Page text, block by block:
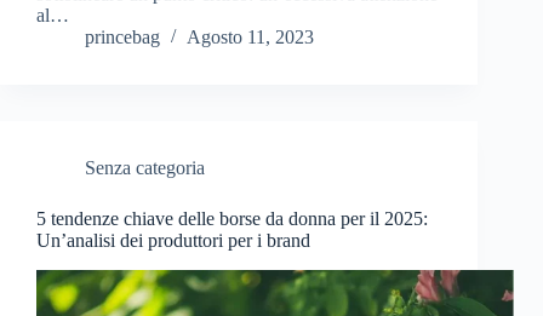
al…
princebag
Agosto 11, 2023
Senza categoria
5 tendenze chiave delle borse da donna per il 2025:
Un’analisi dei produttori per i brand